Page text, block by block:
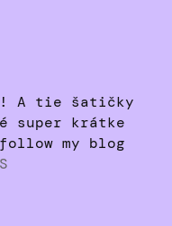
! A tie šatičky
super krátke
my blog